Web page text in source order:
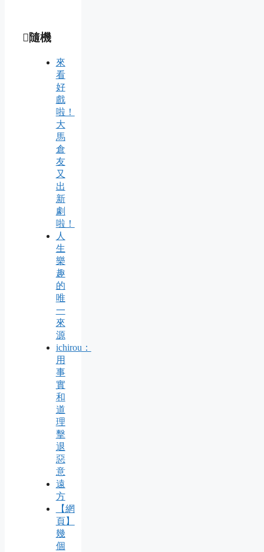
隨機
來
看
好
戲
啦！
大
馬
倉
友
又
出
新
劇
啦！
人
生
樂
趣
的
唯
一
來
源
ichirou：
用
事
實
和
道
理
擊
退
惡
意
遠
方
【網
頁】
幾
個